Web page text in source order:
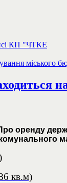
КП "ЧТКЕ
міського
оренду
кв.м)